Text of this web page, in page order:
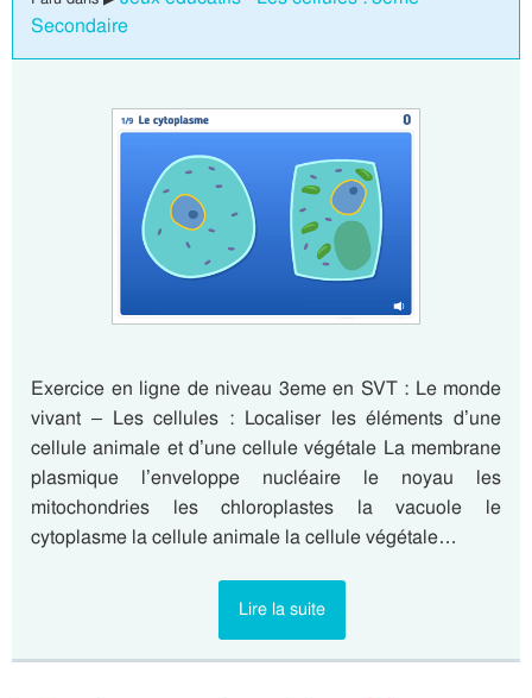
Secondaire
Exercice en ligne de niveau 3eme en SVT : Le monde
vivant – Les cellules : Localiser les éléments d’une
cellule animale et d’une cellule végétale La membrane
plasmique l’enveloppe nucléaire le noyau les
mitochondries les chloroplastes la vacuole le
cytoplasme la cellule animale la cellule végétale…
Lire la suite